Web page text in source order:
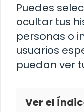
Puedes
ocultar tus
personas o
usuarios
puedan ver
Ver el